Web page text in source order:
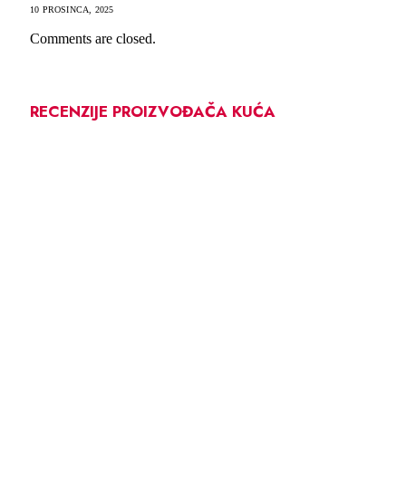
10 PROSINCA, 2025
Comments are closed.
RECENZIJE PROIZVOĐAČA KUĆA